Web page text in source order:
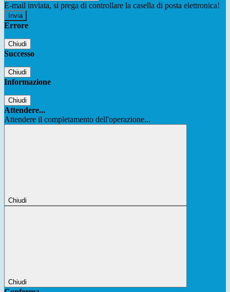
E-mail inviata, si prega di controllare la casella di posta elettronica!
Errore
Chiudi
Successo
Chiudi
Informazione
Chiudi
Attendere...
Attendere il completamento dell'operazione...
Chiudi
Chiudi